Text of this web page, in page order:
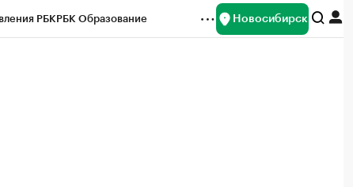
РБКРБК Образование Новосибирск